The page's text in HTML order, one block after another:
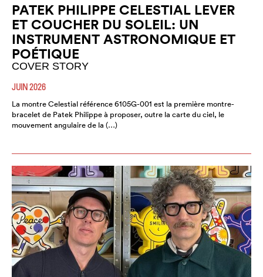
PATEK PHILIPPE CELESTIAL LEVER
ET COUCHER DU SOLEIL: UN
INSTRUMENT ASTRONOMIQUE ET
POÉTIQUE
COVER STORY
JUIN 2026
La montre Celestial référence 6105G-001 est la première montre-
bracelet de Patek Philippe à proposer, outre la carte du ciel, le
mouvement angulaire de la (…)